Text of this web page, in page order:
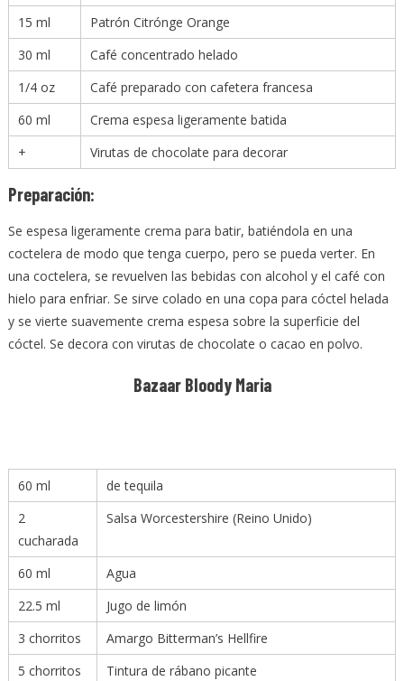
15 ml
Patrón Citrónge Orange
30 ml
Café concentrado helado
1/4 oz
Café preparado con cafetera francesa
60 ml
Crema espesa ligeramente batida
+
Virutas de chocolate para decorar
Preparación:
Se espesa ligeramente crema para batir, batiéndola en una
coctelera de modo que tenga cuerpo, pero se pueda verter. En
una coctelera, se revuelven las bebidas con alcohol y el café con
hielo para enfriar. Se sirve colado en una copa para cóctel helada
y se vierte suavemente crema espesa sobre la superficie del
cóctel. Se decora con virutas de chocolate o cacao en polvo.
Bazaar Bloody Maria
60 ml
de tequila
2
cucharada
Salsa Worcestershire (Reino Unido)
60 ml
Agua
22.5 ml
Jugo de limón
3 chorritos
Amargo Bitterman’s Hellfire
5 chorritos
Tintura de rábano picante